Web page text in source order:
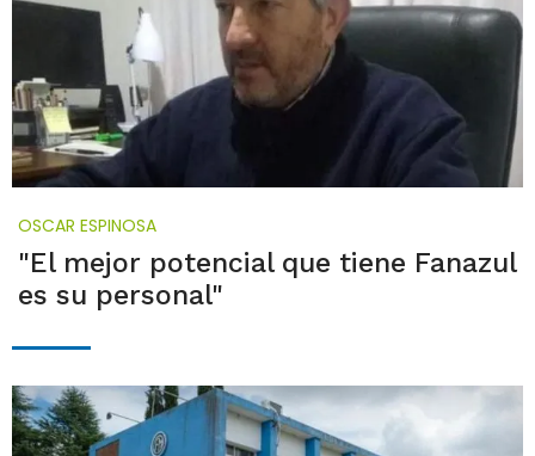
OSCAR ESPINOSA
"El mejor potencial que tiene Fanazul
es su personal"